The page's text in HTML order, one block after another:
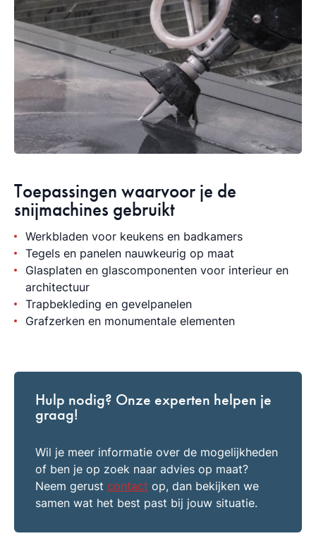
Toepassingen waarvoor je de
snijmachines gebruikt
Werkbladen voor keukens en badkamers
Tegels en panelen nauwkeurig op maat
Glasplaten en glascomponenten voor interieur en
architectuur
Trapbekleding en gevelpanelen
Grafzerken en monumentale elementen
Hulp nodig? Onze experten helpen je
graag!
Wil je meer informatie over de mogelijkheden
of ben je op zoek naar advies op maat?
Neem gerust contact op, dan bekijken we
samen wat het best past bij jouw situatie.